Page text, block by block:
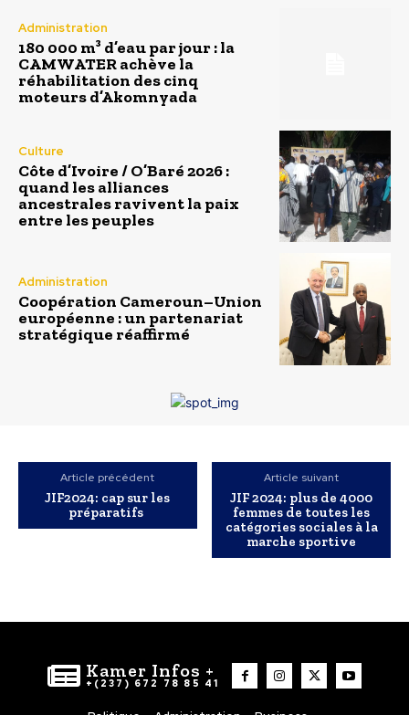
Administration
180 000 m³ d’eau par jour : la
CAMWATER achève la
réhabilitation des cinq
moteurs d’Akomnyada
Culture
Côte d’Ivoire / O’Baré 2026 :
quand les alliances
ancestrales ravivent la paix
entre les peuples
Administration
Coopération Cameroun–Union
européenne : un partenariat
stratégique réaffirmé
Article précédent
JIF2024: cap sur les
préparatifs
Article suivant
JIF 2024: plus de 4000
femmes de toutes les
catégories sociales à la
marche sportive
Kamer Infos +
+(237) 672 78 85 41